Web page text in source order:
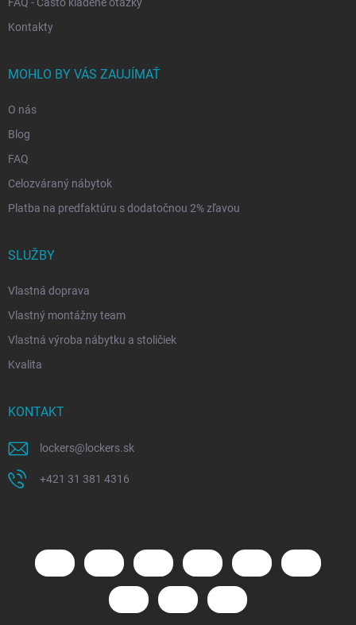
Kontakty
MOHLO BY VÁS ZAUJÍMAŤ
O nás
Blog
FAQ
Celozváraný nábytok
Platba na predfaktúru s dodatočnou 2% zľavou
SLUŽBY
Vlastná doprava
Vlastný montážny team
Vlastná výroba nábytku a stoličiek
Kvalita
KONTAKT
lockers@ lockers.sk
+421 31 381 4316